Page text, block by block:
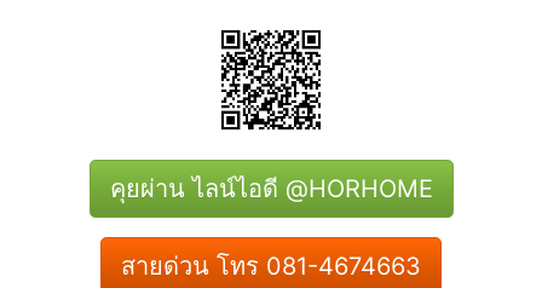
คุยผ่าน ไลน์ไอดี @HORHOME
สายด่วน โทร 081-4674663